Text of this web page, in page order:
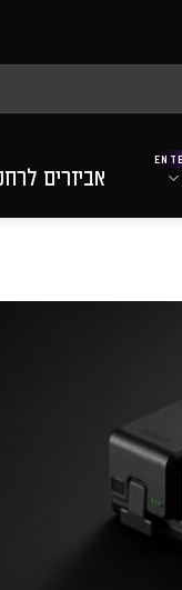
אביזרים